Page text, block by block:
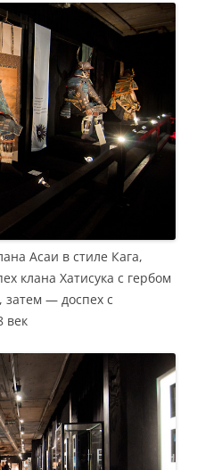
Асаи в стиле Кага,
клана Хатисука с гербом
— доспех с
век